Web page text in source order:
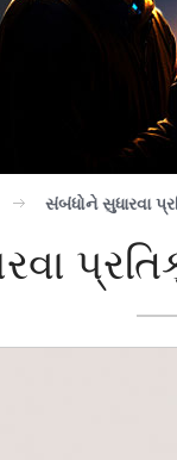
સંબંધોને સુધારવા